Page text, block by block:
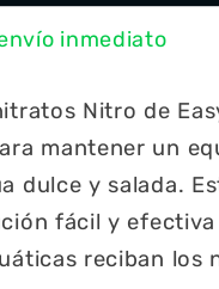
inmediato
Nitro de
mantener un
dulce y salada.
fácil y
reciban los